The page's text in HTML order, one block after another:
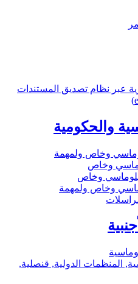
عبر نظام تصديق المستندات
والحكومية
وخاص ولمهمة
وخاص
وخاص
وخاص ولمهمة
المنظمات الدولية, قنصلية,